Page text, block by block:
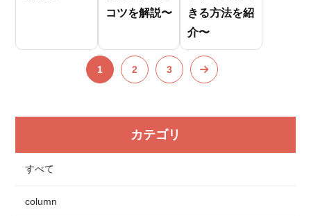
コツを解説〜
きる方法を紹
介〜
1 2 3
カテゴリ
すべて
column